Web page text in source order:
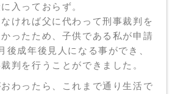
入っておらず。
ければ父に代わって刑事裁判を
ったため、子供である私が申請
後成年後見人になる事ができ、
判を行うことができました。
わったら、これまで通り生活で